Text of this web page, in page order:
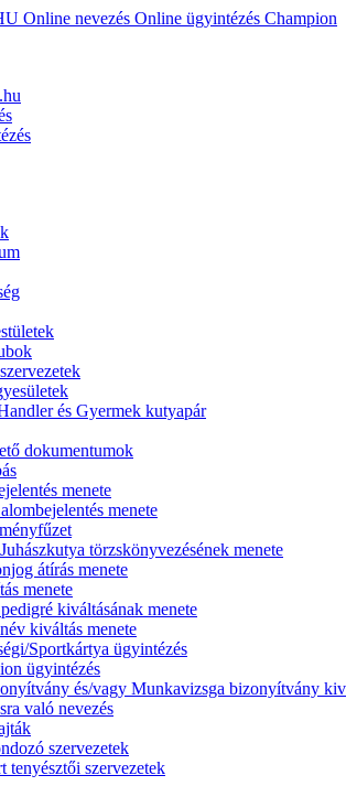
Online nevezés Online ügyintézés Champion
és Gyermek kutyapár
dokumentumok
menete
menete
törzskönyvezésének menete
átírás menete
menete
kiváltásának menete
kiváltás menete
Sportkártya ügyintézés
ügyintézés
és/vagy Munkavizsga bizonyítvány
való nevezés
szervezetek
tenyésztői szervezetek